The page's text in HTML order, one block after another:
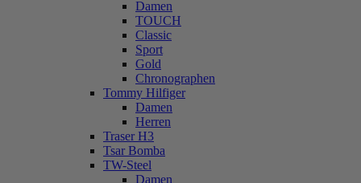
Damen
TOUCH
Classic
Sport
Gold
Chronographen
Tommy Hilfiger
Damen
Herren
Traser H3
Tsar Bomba
TW-Steel
Damen